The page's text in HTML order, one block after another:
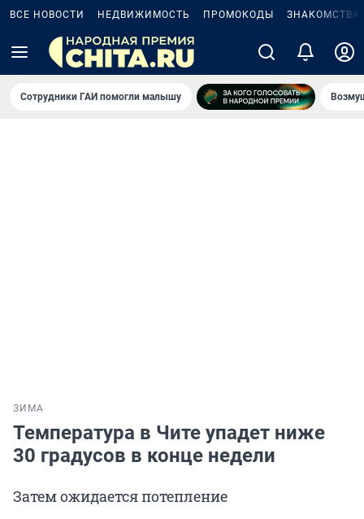
ВСЕ НОВОСТИ НЕДВИЖИМОСТЬ ПРОМОКОДЫ ЗНАКОМСТВА
Сотрудники ГАИ помогли малышу
ЗИМА
Температура в Чите упадет ниже
30 градусов в конце недели
Затем ожидается потепление